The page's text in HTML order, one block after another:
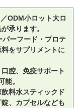
ODM小ロット大ロ
承ります。
ーフード・プロテ
をサプリメントに
腔、免疫サポート
能。
料水スティックド
、カプセルなども